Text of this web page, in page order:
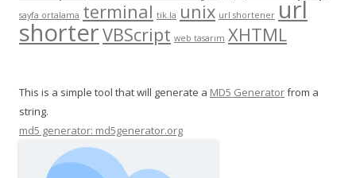
sayfa ortalama terminal tik.la unix url shortener url
shorterVBScript web tasarım XHTML
This is a simple tool that will generate a MD5 Generatorfrom a
string.
md5 generator: md5generator.org